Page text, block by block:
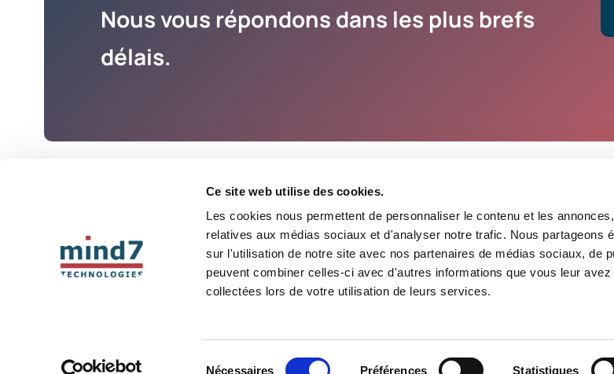
Ce site web utilise des cookies.
Les cookies nous permettent de personnaliser le contenu et les
relatives aux médias sociaux et d'analyser notre trafic. Nous partageons
sur l'utilisation de notre site avec nos partenaires de médias sociaux, de
peuvent combiner celles-ci avec d'autres informations que vous leur
collectées lors de votre utilisation de leurs services.
Nécessaires Préférences Statistiques
Nous vous répondons dans les plus brefs
délais.
Automatiser et industrialiser
Architecture et développement
Innovation, IA et LLM
A
Cas